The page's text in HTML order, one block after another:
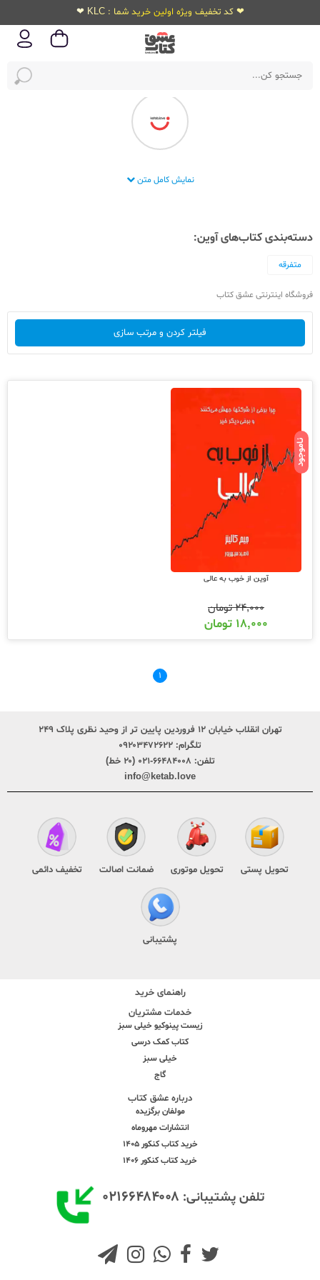
❤ کد تخفیف ویژه اولین خرید شما : KLC ❤
انتشارات آوین
نمایش کامل متن
دسته‌بندی کتاب‌های آوین:
متفرقه
فروشگاه اینترنتی عشق کتاب
فیلتر کردن و مرتب سازی
ناموجود
آوین از خوب به عالی
۲۴,۰۰۰تومان
۱۸,۰۰۰ تومان
۱
تهران انقلاب خیابان ۱۲ فروردین پایین تر از وحید نظری پلاک ۲۴۹
تلگرام: ۰۹۲۰۳۴۷۲۶۲۲
تلفن: ۶۶۴۸۴۰۰۸-۰۲۱ (۲۰ خط)
info@ketab.love
تحویل پستی تحویل موتوری ضمانت اصالت تخفیف دائمی
پشتیبانی
راهنمای خرید
خدمات مشتریان
زیست پینوکیو خیلی سبز
کتاب کمک درسی
خیلی سبز
گاج
درباره عشق کتاب
مولفان برگزیده
انتشارات مهروماه
خرید کتاب کنکور 1405
خرید کتاب کنکور 1406
تلفن پشتیبانی: ۰۲۱۶۶۴۸۴۰۰۸